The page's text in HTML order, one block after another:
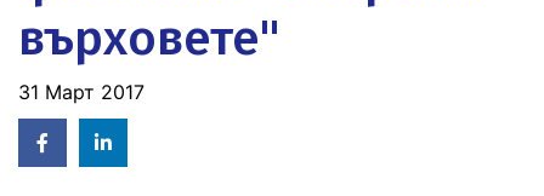
върховете"
31 Март 2017
Facebook
in